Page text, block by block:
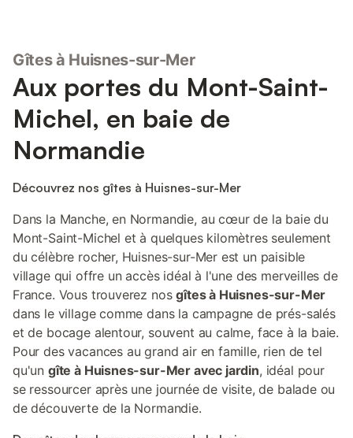
Gîtes à Huisnes-sur-Mer
Aux portes du Mont-Saint-
Michel, en baie de
Normandie
Découvrez nos gîtes à Huisnes-sur-Mer
Dans la Manche, en Normandie, au cœur de la baie du
Mont-Saint-Michel et à quelques kilomètres seulement
du célèbre rocher, Huisnes-sur-Mer est un paisible
village qui offre un accès idéal à l'une des merveilles de
France. Vous trouverez nosgîtes à Huisnes-sur-Mer
dans le village comme dans la campagne de prés-salés
et de bocage alentour, souvent au calme, face à la baie.
Pour des vacances au grand air en famille, rien de tel
qu'un gîte à Huisnes-sur-Mer avec jardin, idéal pour
se ressourcer après une journée de visite, de balade ou
de découverte de la Normandie.